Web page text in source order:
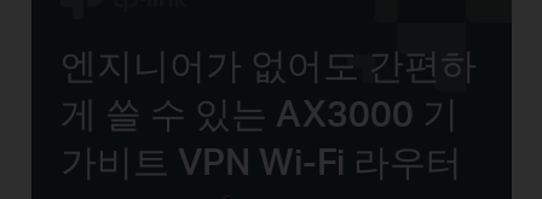
엔지니어가 없어도 간편하
게 쓸 수 있는 AX3000 기
가비트 VPN Wi-Fi 라우터